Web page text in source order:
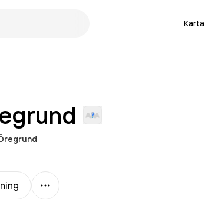
Karta
Mer